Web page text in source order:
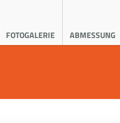
FOTOGALERIE ABMESSUNG